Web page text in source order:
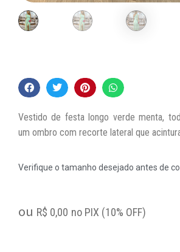
Vestido de festa longo verde menta,
um ombro com recorte lateral que
Verifique o tamanho desejado antes de
ou R$ 0,00 no PIX (10% OFF)